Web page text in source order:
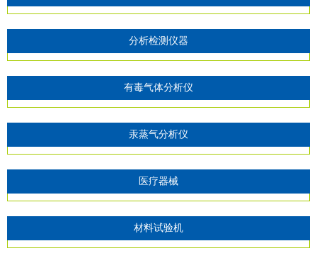
分析检测仪器
有毒气体分析仪
汞蒸气分析仪
医疗器械
材料试验机